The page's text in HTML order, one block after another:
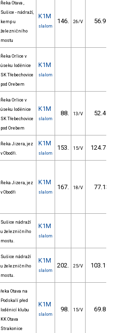
Řeka Otava ,
Sušice - nádraží,
kemp u
železničního
mostu
K1M
slalom
146. 26/V 56.99
Řeka Orlice v
úseku loděnice
SK Třebechovice
pod Orebem
K1M
slalom
Řeka Orlice v
úseku loděnice
SK Třebechovice
pod Orebem
K1M
slalom
88. 13/V 52.40
Řeka Jizera, jez
v Obodři.
K1M
slalom
153. 15/V 124.78
Řeka Jizera, jez
v Obodři
K1M
slalom
167. 18/V 77.13
Sušice nádraží
u železničního
mostu.
K1M
slalom
Sušice nádraží
u železničního
mostu.
K1M
slalom
202. 25/V 103.19
řeka Otava na
Podskalí před
loděnicí klubu
KK Otava
Strakonice
K1M
slalom
98. 15/V 69.84